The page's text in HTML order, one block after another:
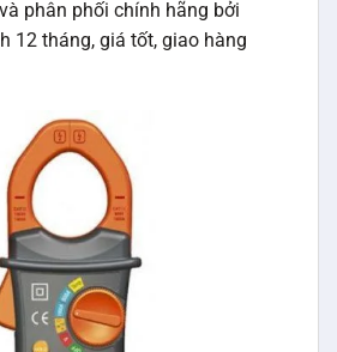
phân phối chính hãng bởi
12 tháng, giá tốt, giao hàng